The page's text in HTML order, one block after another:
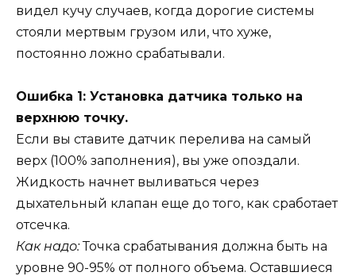
видел кучу случаев, когда дорогие системы
стояли мертвым грузом или, что хуже,
постоянно ложно срабатывали.
Ошибка 1: Установка датчика только на
верхнюю точку.
Если вы ставите датчик перелива на самый
верх (100% заполнения), вы уже опоздали.
Жидкость начнет выливаться через
дыхательный клапан еще до того, как сработает
отсечка.
Как надо:Точка срабатывания должна быть на
уровне 90-95% от полного объема. Оставшиеся